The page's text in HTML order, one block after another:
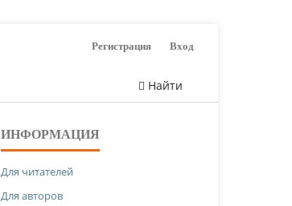
Найти
Регистрация Вход
ИНФОРМАЦИЯ
Для читателей
Для авторов